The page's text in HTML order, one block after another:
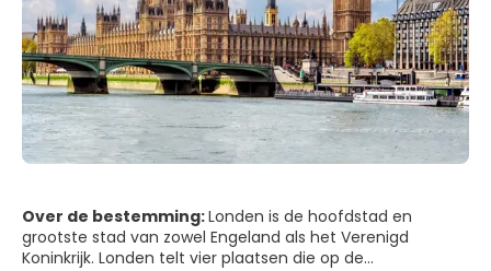
Over de bestemming:Londen is de hoofdstad en
grootste stad van zowel Engeland als het Verenigd
Koninkrijk. Londen telt vier plaatsen die op de